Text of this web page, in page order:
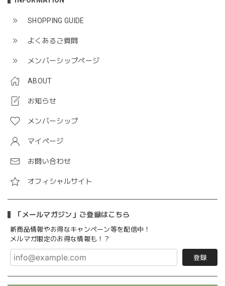
SHOPPING GUIDE
よくあるご質問
メンバーシップページ
ABOUT
お知らせ
メンバーシップ
マイページ
お問い合わせ
オフィシャルサイト
「メールマガジン」ご登録はこちら
新商品情報やお得なキャンペーン等を配信中！
メルマガ限定のお得な情報も！？
登録